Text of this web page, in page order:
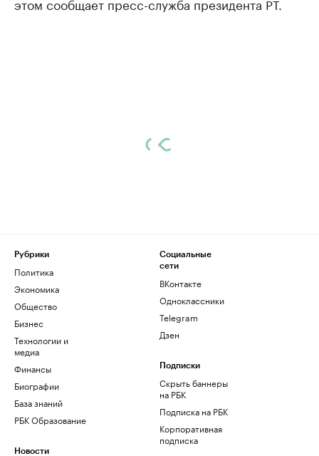
Рубрики
Политика
Экономика
Общество
Бизнес
Технологии и
медиа
Финансы
Биографии
База знаний
РБК Образование
Новости
Социальные
сети
ВКонтакте
Одноклассники
Telegram
Дзен
Подписки
Скрыть баннеры
на РБК
Подписка на РБК
Корпоративная
подписка